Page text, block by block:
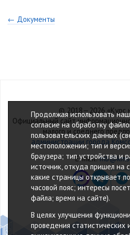
← Документы
© 2018—2026 «Курс
Официальный сайт
малого и среднего
администрации города
E-mail:
Продолжая использовать
согласие на обработку
пользовательских данных
местоположении; тип и
браузера; тип устройства и
источник, откуда пришел на
какие страницы открывает
часовой пояс; интересы
файла; время на сайте).
В целях улучшения
проведения статистических